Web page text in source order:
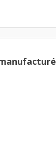
Magenta -